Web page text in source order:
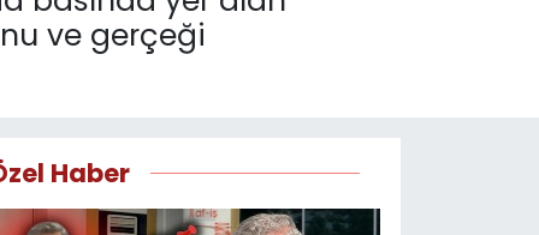
ve gerçeği
Haber